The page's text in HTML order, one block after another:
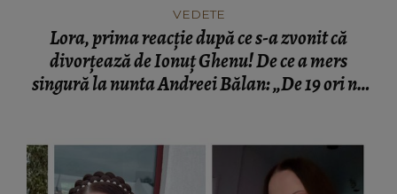
VEDETE
Lora, prima reacție după ce s-a zvonit că
divorțează de Ionuț Ghenu! De ce a mers
singură la nunta Andreei Bălan: „De 19 ori ne